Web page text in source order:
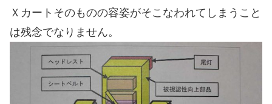
Ｘカートそのものの容姿がそこなわれてしまうこと
は残念でなりません。